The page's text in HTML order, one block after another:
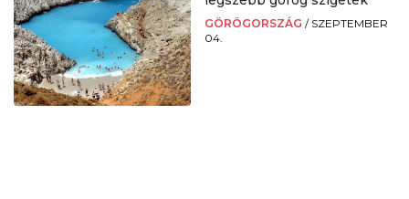
GÖRÖGORSZÁG / SZEPTEMBER
04.